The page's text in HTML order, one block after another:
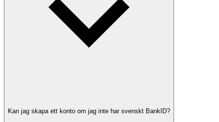
Kan jag skapa ett konto om jag inte har svenskt BankID?